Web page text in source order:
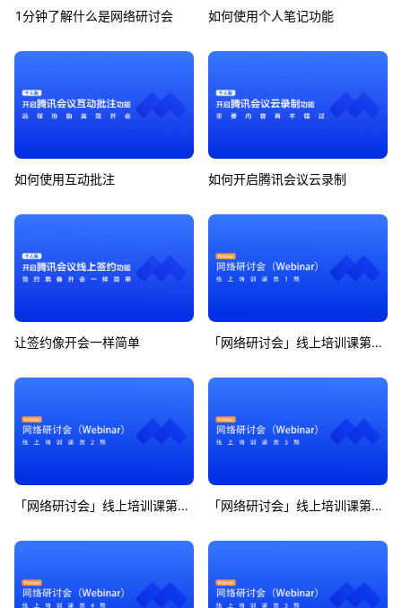
1分钟了解什么是网络研讨会 如何使用个人笔记功能
如何使用互动批注 如何开启腾讯会议云录制
让签约像开会一样简单 「网络研讨会」线上培训课第1期
「网络研讨会」线上培训课第2期 「网络研讨会」线上培训课第3期